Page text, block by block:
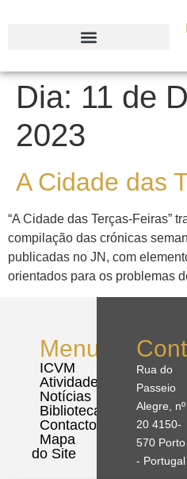
Dia: 11 de
2023
A Cidade das
“A Cidade das Terças-Feiras”
compilação das crónicas
publicadas no JN, com
orientados para os problemas
Menu
ICVM
Atividades
Notícias
Biblioteca
Contactos
Mapa
do Site
Rua do
Passeio
Alegre, nº
20 4150-
570 Porto
- Portugal